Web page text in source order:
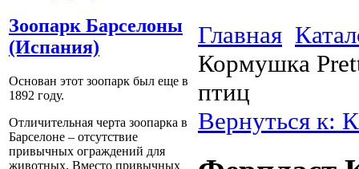
Зоопарк Барселоны
(Испания)
Основан этот зоопарк был еще в
1892 году.
Отличительная черта зоопарка в
Барселоне – отсутствие
привычных ограждений для
животных. Вместо привычных
Главная
Кормушка
птиц
Вернуться к: